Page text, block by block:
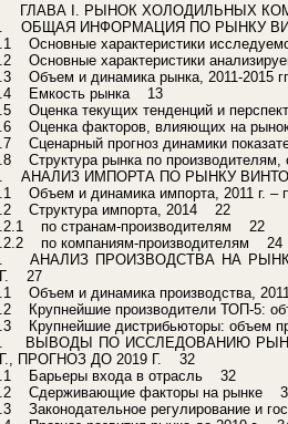
ГЛАВА I. РЫНОК ХОЛОДИЛЬНЫХ
ОБЩАЯ ИНФОРМАЦИЯ ПО РЫНКУ
Основные характеристики
Основные характеристики
Объем и динамика рынка, 2011-2015
Емкость рынка 13
Оценка текущих тенденций и
Оценка факторов, влияющих на
Сценарный прогноз динамики
Структура рынка по
АНАЛИЗ ИМПОРТА ПО РЫНКУ
Объем и динамика импорта, 2011 г. –
Структура импорта, 2014 22
по странам-производителям 22
по компаниям-производителям 24
АНАЛИЗ ПРОИЗВОДСТВА НА
27
Объем и динамика производства,
Крупнейшие производители ТОП-5:
Крупнейшие дистрибьюторы: объем
ВЫВОДЫ ПО ИССЛЕДОВАНИЮ
ПРОГНОЗ ДО 2019 Г. 32
Барьеры входа в отрасль 32
Сдерживающие факторы на рынке
Законодательное регулирование и